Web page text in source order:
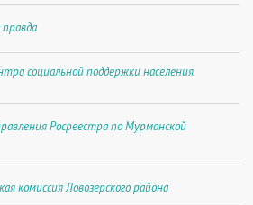
правда
социальной поддержки населения
Росреестра по Мурманской
комиссия Ловозерского района